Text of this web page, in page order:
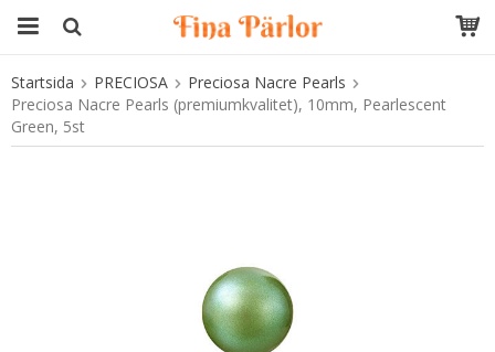
Produkten har blivit tillagd i varukorgen
Startsida PRECIOSA
Preciosa Nacre Pearls
Preciosa Nacre Pearls (premiumkvalitet), 10mm, Pearlescent
Green, 5st